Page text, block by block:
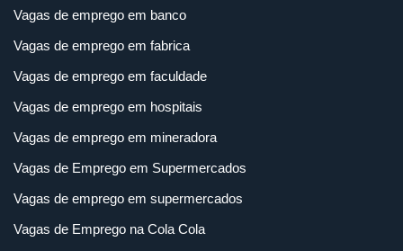
Vagas de emprego em banco
Vagas de emprego em fabrica
Vagas de emprego em faculdade
Vagas de emprego em hospitais
Vagas de emprego em mineradora
Vagas de Emprego em Supermercados
Vagas de emprego em supermercados
Vagas de Emprego na Cola Cola